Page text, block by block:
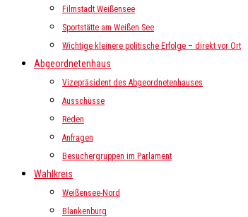
Filmstadt Weißensee
Sportstätte am Weißen See
Wichtige kleinere politische Erfolge – direkt vor Ort
Abgeordnetenhaus
Vizepräsident des Abgeordnetenhauses
Ausschüsse
Reden
Anfragen
Besuchergruppen im Parlament
Wahlkreis
Weißensee-Nord
Blankenburg